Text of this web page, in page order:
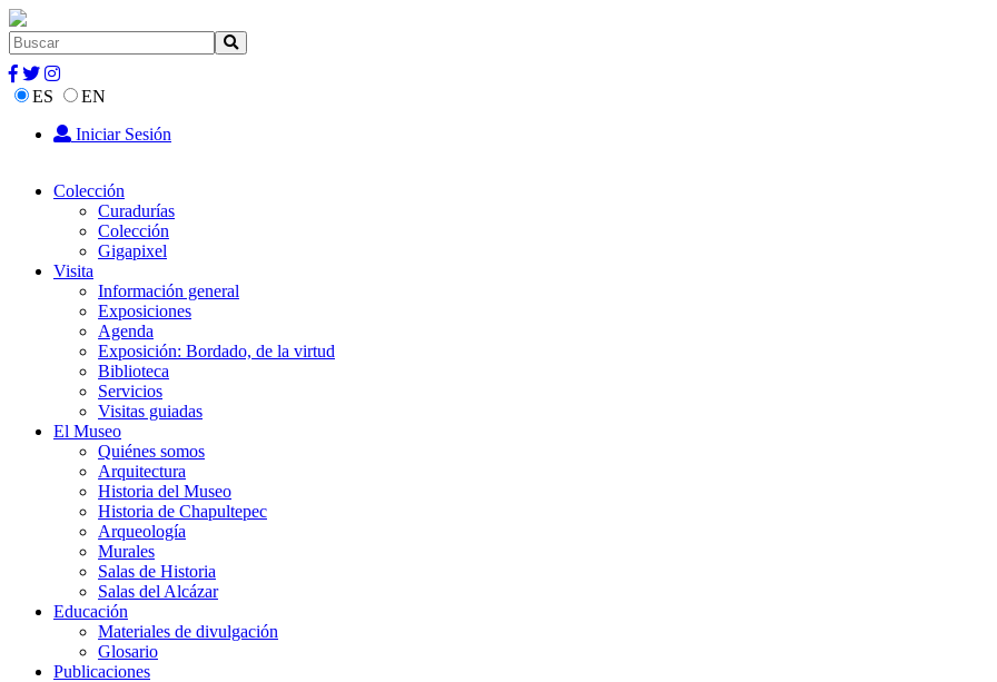
ES
EN
Iniciar Sesión
Colección
Curadurías
Colección
Gigapixel
Visita
Información general
Exposiciones
Agenda
Exposición: Bordado, de la virtud
Biblioteca
Servicios
Visitas guiadas
El Museo
Quiénes somos
Arquitectura
Historia del Museo
Historia de Chapultepec
Arqueología
Murales
Salas de Historia
Salas del Alcázar
Educación
Materiales de divulgación
Glosario
Publicaciones